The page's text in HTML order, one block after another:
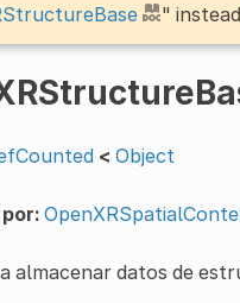
"
< Object
almacenar datos de